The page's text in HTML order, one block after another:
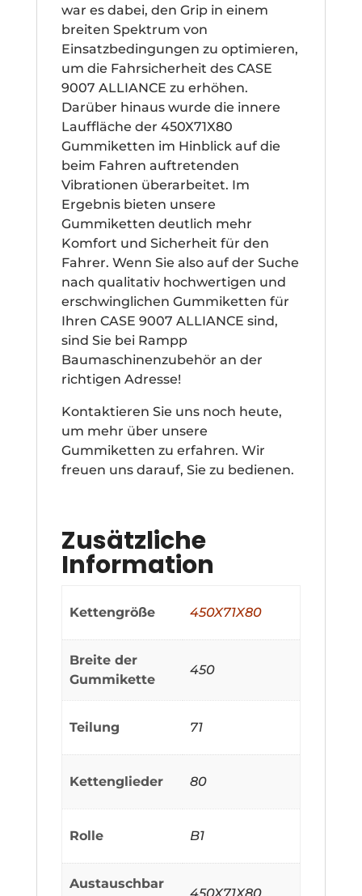
war es dabei, den Grip in einem
breiten Spektrum von
Einsatzbedingungen zu optimieren,
um die Fahrsicherheit des CASE
9007 ALLIANCE zu erhöhen.
Darüber hinaus wurde die innere
Lauffläche der 450X71X80
Gummiketten im Hinblick auf die
beim Fahren auftretenden
Vibrationen überarbeitet. Im
Ergebnis bieten unsere
Gummiketten deutlich mehr
Komfort und Sicherheit für den
Fahrer. Wenn Sie also auf der Suche
nach qualitativ hochwertigen und
erschwinglichen Gummiketten für
Ihren CASE 9007 ALLIANCE sind,
sind Sie bei Rampp
Baumaschinenzubehör an der
richtigen Adresse!
Kontaktieren Sie uns noch heute,
um mehr über unsere
Gummiketten zu erfahren. Wir
freuen uns darauf, Sie zu bedienen.
Zusätzliche
Information
Kettengröße 450X71X80
Breite der
Gummikette
450
Teilung 71
Kettenglieder 80
Rolle B1
Austauschbar